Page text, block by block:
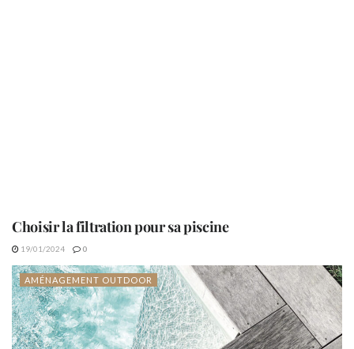
Choisir la filtration pour sa piscine
19/01/2024 0
AMÉNAGEMENT OUTDOOR